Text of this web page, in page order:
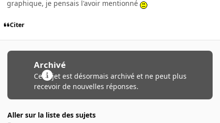
graphique, je pensais l'avoir mentionné
Citer
Archivé
Ce sujet est désormais archivé et ne peut plus
recevoir de nouvelles réponses.
Aller sur la liste des sujets